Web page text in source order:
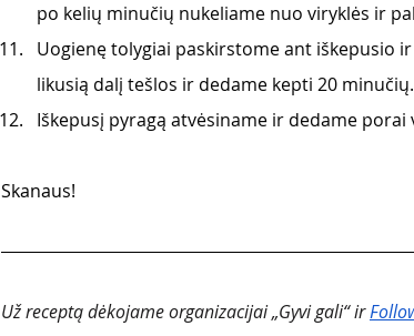
po kelių minučių nukeliame nuo viryklės ir
Uogienę tolygiai paskirstome ant iškepusio
likusią dalį tešlos ir dedame kepti 20 minučių.
Iškepusį pyragą atvėsiname ir dedame
Skanaus!
Už receptą dėkojame organizacijai „Gyvi gali“ ir